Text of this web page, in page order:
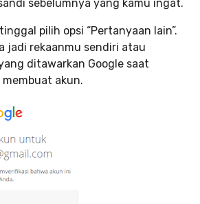
sebelumnya yang kamu ingat.
pilih opsi “Pertanyaan lain”.
jadi rekaanmu sendiri atau
ditawarkan Google saat
akun.